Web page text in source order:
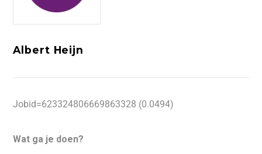
Albert Heijn
Jobid=623324806669863328 (0.0494)
Wat ga je doen?